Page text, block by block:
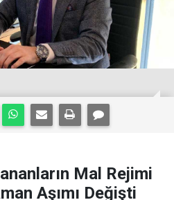
Mal Rejimi
Aşımı Değişti